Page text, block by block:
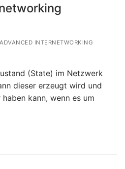
ADVANCED INTERNETWORKING
(State) im Netzwerk
dieser erzeugt wird und
kann, wenn es um